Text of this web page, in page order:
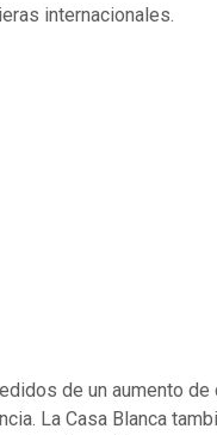
internacionales.
de un aumento de
La Casa Blanca